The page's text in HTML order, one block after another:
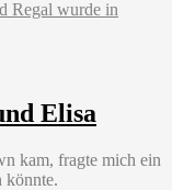
Elisa
kam, fragte mich ein
könnte.